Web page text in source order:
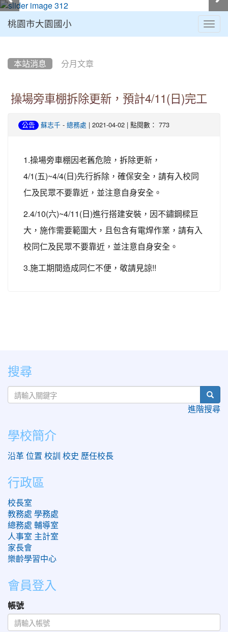
桃園市大園國小
本站消息 分月文章
操場旁車棚拆除更新，預計4/11(日)完工
公告 蘇志千 - 總務處 | 2021-04-02 | 點閱數： 773
1.操場旁車棚因老舊危險，拆除更新，
4/1(五)~4/4(日)先行拆除，確保安全，請有入校同
仁及民眾不要靠近，並注意自身安全。
2.4/10(六)~4/11(日)進行搭建安裝，因不鏽鋼樑巨
大，施作需要範圍大，且包含有電焊作業，請有入
校同仁及民眾不要靠近，並注意自身安全。
3.施工期間造成同仁不便，敬請見諒!!
:::
搜尋
進階搜尋
學校簡介
沿革 位置 校訓 校史 歷任校長
行政區
校長室
教務處 學務處
總務處 輔導室
人事室 主計室
家長會
樂齡學習中心
會員登入
帳號